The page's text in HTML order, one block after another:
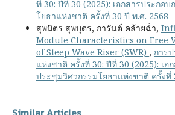
ที่ 30: ปีที่ 30 (2025): เอกสารประกอ
โยธาแห่งชาติ ครั้งที่ 30 ปี พ.ศ. 2568
สุพมิตร สุพบุตร, การันต์ คล้ายฉ่ำ,
Module Characteristics on Free
of Steep Wave Riser (SWR) , การ
แห่งชาติ ครั้งที่ 30: ปีที่ 30 (2025): เอ
ประชุมวิศวกรรมโยธาแห่งชาติ ครั้งที่